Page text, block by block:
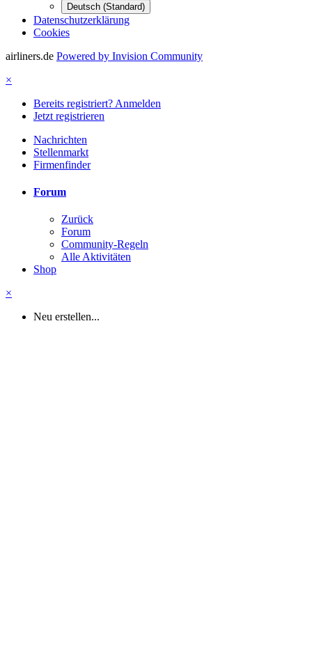
Deutsch (Standard)
Datenschutzerklärung
Cookies
airliners.de Powered by Invision Community
×
Bereits registriert? Anmelden
Jetzt registrieren
Nachrichten
Stellenmarkt
Firmenfinder
Forum
Zurück
Forum
Community-Regeln
Alle Aktivitäten
Shop
×
Neu erstellen...